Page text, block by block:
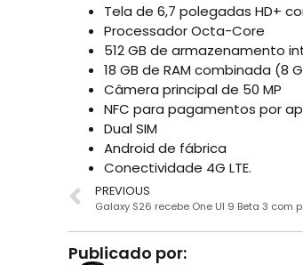
Tela de 6,7 polegadas HD+
Processador Octa-Core
512 GB de armazenamento
18 GB de RAM combinada (8
Câmera principal de 50 MP
NFC para pagamentos por
Dual SIM
Android de fábrica
Conectividade 4G LTE.
PREVIOUS
Publicado por: